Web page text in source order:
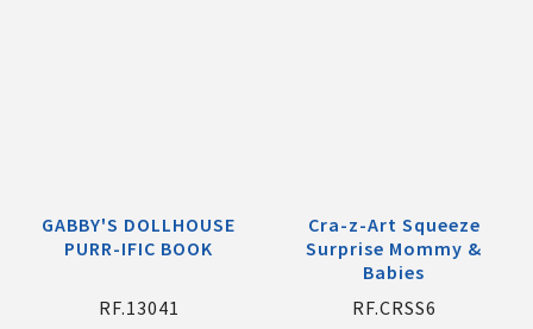
GABBY'S DOLLHOUSE
PURR-IFIC BOOK
RF.13041
Cra-z-Art Squeeze
Surprise Mommy &
Babies
RF.CRSS6